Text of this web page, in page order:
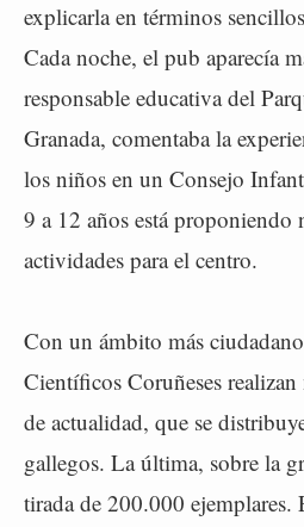
explicarla en términos
Cada noche, el pub aparecía
responsable educativa del
Granada, comentaba la
los niños en un Consejo
9 a 12 años está proponiendo
actividades para el centro.
Con un ámbito más
Científicos Coruñeses
de actualidad, que se
gallegos. La última, sobre la
tirada de 200.000 ejemplares.